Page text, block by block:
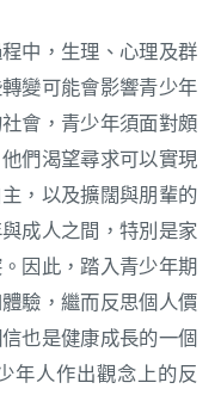
中，生理、心理及群
變可能會影響青少年
會，青少年須面對頗
們渴望尋求可以實現
，以及擴闊與朋輩的
成人之間，特別是家
因此，踏入青少年期
驗，繼而反思個人價
也是健康成長的一個
年人作出觀念上的反